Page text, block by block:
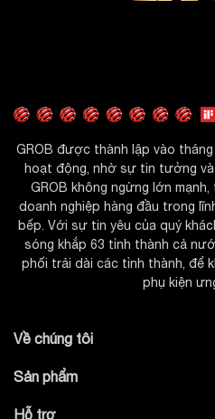
GROB được thành lập vào
hoạt động, nhờ sự tin tưởng
GROB không ngừng lớn
doanh nghiệp hàng đầu trong
bếp. Với sự tin yêu của quý
sóng khắp 63 tỉnh thành cả
phối trải dài các tỉnh thành, để
phụ kiện
Về chúng tôi
Sản phẩm
Hỗ trợ